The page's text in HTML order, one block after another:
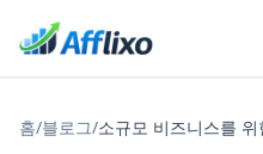
홈/블로그/